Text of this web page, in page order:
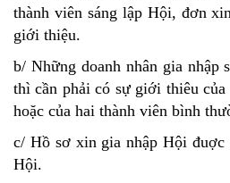
thành viên sáng lập Hội, đơn
giới thiệu.
b/ Những doanh nhân gia nhập
thì cần phải có sự giới thiêu
hoặc của hai thành viên bình
c/ Hồ sơ xin gia nhập Hội đuợc
Hội.